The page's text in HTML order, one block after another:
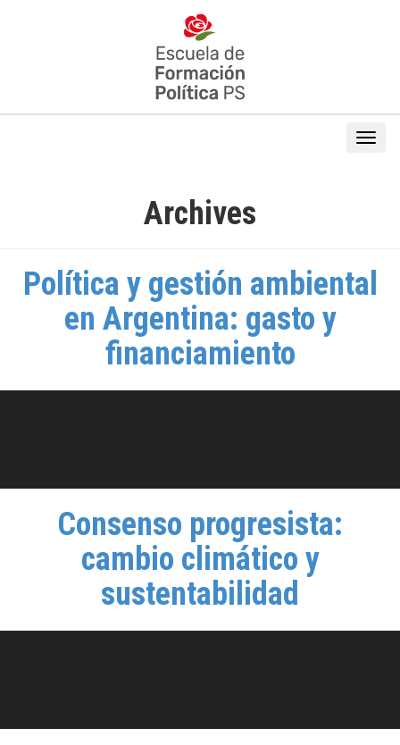
Archives
Política y gestión ambiental
en Argentina: gasto y
financiamiento
Consenso progresista:
cambio climático y
sustentabilidad